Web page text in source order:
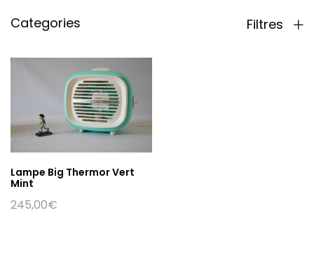
Categories Filtres
Lampe Big Thermor Vert
Mint
245,00€